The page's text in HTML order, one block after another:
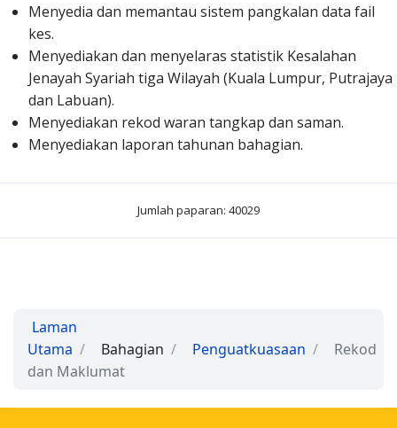
Menyedia dan memantau sistem pangkalan data fail
kes.
Menyediakan dan menyelaras statistik Kesalahan
Jenayah Syariah tiga Wilayah (Kuala Lumpur, Putrajaya
dan Labuan).
Menyediakan rekod waran tangkap dan saman.
Menyediakan laporan tahunan bahagian.
Jumlah paparan: 40029
Laman
Utama
Bahagian Penguatkuasaan
Rekod
dan Maklumat